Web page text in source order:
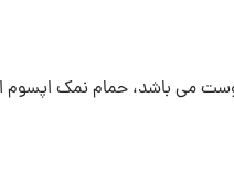
می باشد، حمام نمک اپسوم